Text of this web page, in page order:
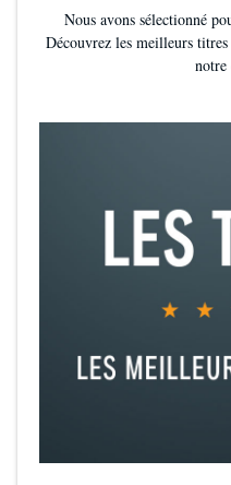
Nous avons sélectionné
Découvrez les meilleurs
notre